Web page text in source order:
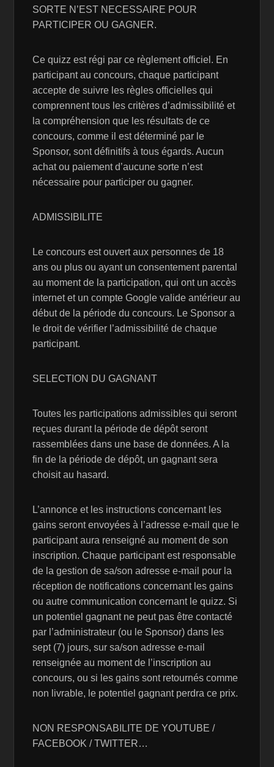
SORTE N’EST NECESSAIRE POUR
PARTICIPER OU GAGNER.
Ce quizz est régi par ce règlement officiel. En
participant au concours, chaque participant
accepte de suivre les règles officielles qui
comprennent tous les critères d’admissibilité et
la compréhension que les résultats de ce
concours, comme il est déterminé par le
Sponsor, sont définitifs à tous égards. Aucun
achat ou paiement d’aucune sorte n’est
nécessaire pour participer ou gagner.
ADMISSIBILITE
Le concours est ouvert aux personnes de 18
ans ou plus ou ayant un consentement parental
au moment de la participation, qui ont un accès
internet et un compte Google valide antérieur au
début de la période du concours. Le Sponsor a
le droit de vérifier l’admissibilité de chaque
participant.
SELECTION DU GAGNANT
Toutes les participations admissibles qui seront
reçues durant la période de dépôt seront
rassemblées dans une base de données. A la
fin de la période de dépôt, un gagnant sera
choisit au hasard.
L’annonce et les instructions concernant les
gains seront envoyées à l’adresse e-mail que le
participant aura renseigné au moment de son
inscription. Chaque participant est responsable
de la gestion de sa/son adresse e-mail pour la
réception de notifications concernant les gains
ou autre communication concernant le quizz. Si
un potentiel gagnant ne peut pas être contacté
par l’administrateur (ou le Sponsor) dans les
sept (7) jours, sur sa/son adresse e-mail
renseignée au moment de l’inscription au
concours, ou si les gains sont retournés comme
non livrable, le potentiel gagnant perdra ce prix.
NON RESPONSABILITE DE YOUTUBE /
FACEBOOK / TWITTER…